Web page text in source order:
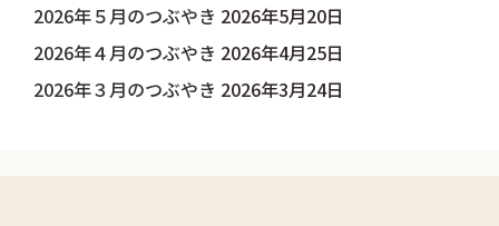
2026年５月のつぶやき 2026年5月20日
2026年４月のつぶやき 2026年4月25日
2026年３月のつぶやき 2026年3月24日